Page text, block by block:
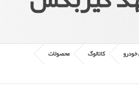
کاتالوگ
محصولات